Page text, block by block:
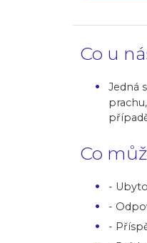
Co u
Jedná
Co
-
-
-